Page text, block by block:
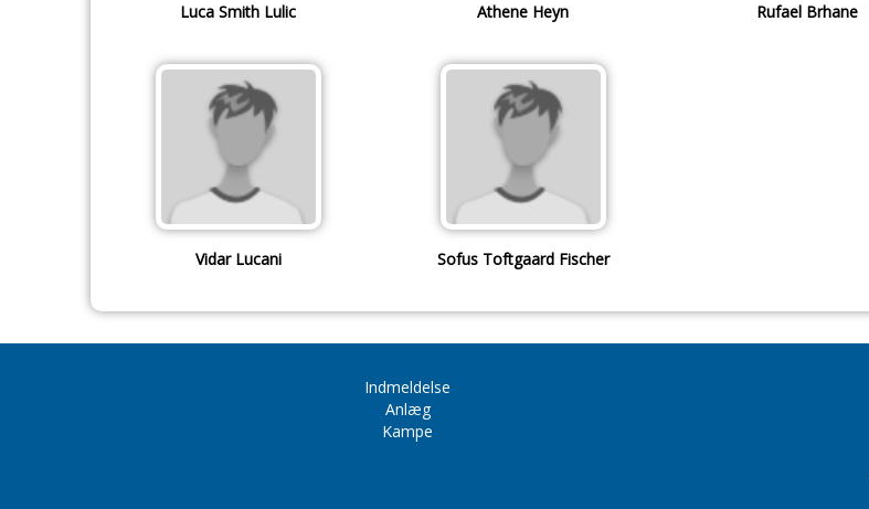
Luca Smith Lulic Athene Heyn Rufael Brhane
Vidar Lucani Sofus Toftgaard Fischer
Indmeldelse
Anlæg
Kampe